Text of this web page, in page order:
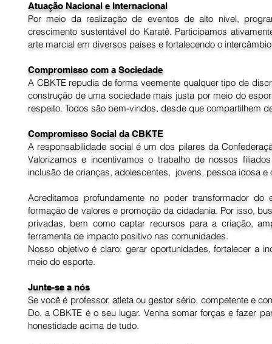
Art. 6º O Faixa Preta registrado de forma individual:
I – não possui poderes de representação da CBKTE;
II – não está autorizado a realizar exames de
III – poderá participar de campeonatos nacionais e
Art. 7º No caso de desfiliação do Faixa Preta de uma
condição será automaticamente convertida em filiação
Parágrafo único. Após o vencimento da anuidade do
filiar-se a uma Federação filiada à CBKTE em seu
Art. 8º É obrigatório que todas as Federações e
Faixas Pretas sob sua jurisdição, enquanto perdurar a
e regimentais vigentes.
enquanto o praticante, a Federação ou a organização
Art. 10º O Faixa Preta deverá estar devidamente
indispensável para prestar exame de nova graduação
Art. 11º As Federações filiadas deverão comunicar
obrigatoriamente, a data, o local e a relação nominal
§ 1º Os exames de Faixas Pretas somente serão
validação pela CBKTE.
§ 2º As informações relativas aos exames deverão ser
publicidade institucional.
Art. 12º A listagem oficial de Faixas Pretas registrados
Atuação Nacional e Internacional
Por meio da realização de eventos de alto nível,
crescimento sustentável do Karatê. Participamos
arte marcial em diversos países e fortalecendo o
Compromisso com a Sociedade
A CBKTE repudia de forma veemente qualquer tipo de
construção de uma sociedade mais justa por meio do
respeito. Todos são bem-vindos, desde que compartilhem
Compromisso Social da CBKTE
A responsabilidade social é um dos pilares da
Valorizamos e incentivamos o trabalho de nossos
inclusão de crianças, adolescentes, jovens, pessoa idosa
Acreditamos profundamente no poder transformador
formação de valores e promoção da cidadania. Por isso,
privadas, bem como captar recursos para a criação,
ferramenta de impacto positivo nas comunidades.
Nosso objetivo é claro: gerar oportunidades, fortalecer a
meio do esporte.
Junte-se a nós
Se você é professor, atleta ou gestor sério, competente e
Do, a CBKTE é o seu lugar. Venha somar forças e fazer
honestidade acima de tudo.